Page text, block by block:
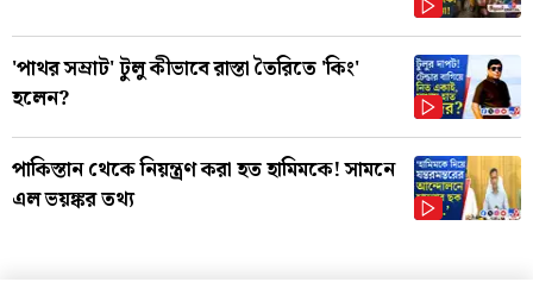
'পাথর সম্রাট' টুলু কীভাবে রাস্তা তৈরিতে 'কিং'
হলেন?
পাকিস্তান থেকে নিয়ন্ত্রণ করা হত হামিমকে! সামনে
এল ভয়ঙ্কর তথ্য